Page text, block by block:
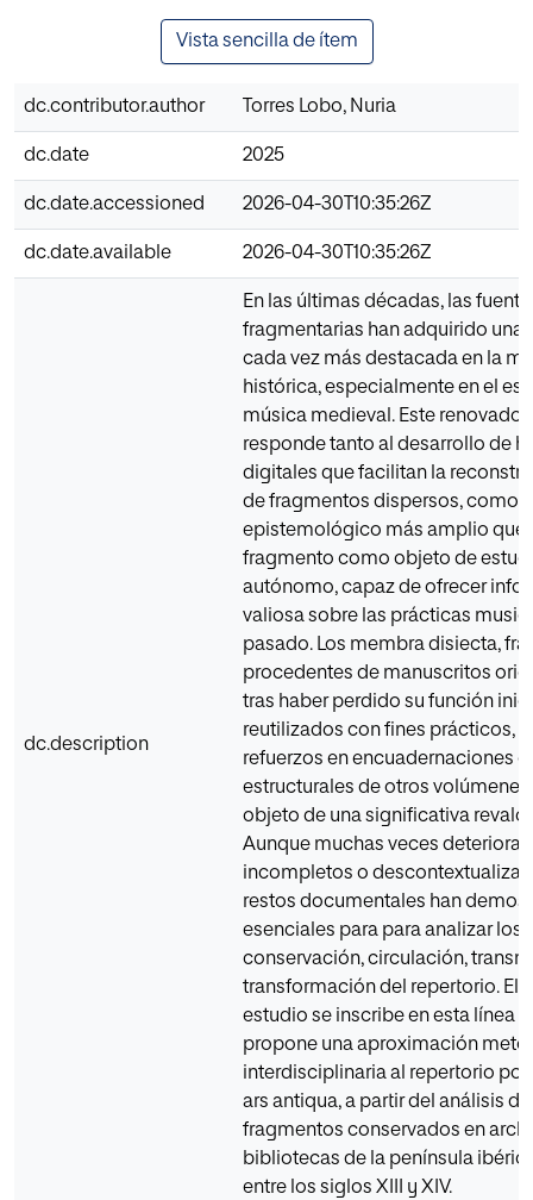
Vista sencilla de ítem
dc.contributor.author Torres Lobo, Nuria
dc.date 2025
dc.date.accessioned 2026-04-30T10:35:26Z
dc.date.available 2026-04-30T10:35:26Z
dc.description
En las últimas décadas, las
fragmentarias han adquirido una
cada vez más destacada en la
histórica, especialmente en el
música medieval. Este renovado
responde tanto al desarrollo de
digitales que facilitan la
de fragmentos dispersos, como
epistemológico más amplio que
fragmento como objeto de
autónomo, capaz de ofrecer
valiosa sobre las prácticas
pasado. Los membra disiecta,
procedentes de manuscritos
tras haber perdido su función
reutilizados con fines prácticos,
refuerzos en encuadernaciones
estructurales de otros
objeto de una significativa
Aunque muchas veces
incompletos o
restos documentales han
esenciales para para analizar los
conservación, circulación,
transformación del repertorio. El
estudio se inscribe en esta línea
propone una aproximación
interdisciplinaria al repertorio
ars antiqua, a partir del análisis
fragmentos conservados en
bibliotecas de la península
entre los siglos XIII y XIV.